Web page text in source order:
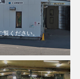
ください。